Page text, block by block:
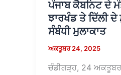
ਪੰਜਾਬ ਕੈਬਨਿਟ ਦੇ
ਝਾਰਖੰਡ ਤੇ ਦਿੱਲੀ
ਸੰਬੰਧੀ ਮੁਲਾਕਾਤ
ਅਕਤੂਬਰ 24, 2025
ਚੰਡੀਗੜ੍ਹ, 24